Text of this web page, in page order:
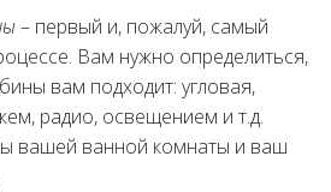
– первый и, пожалуй, самый
Вам нужно определиться,
вам подходит: угловая,
радио, освещением и т.д.
вашей ванной комнаты и ваш